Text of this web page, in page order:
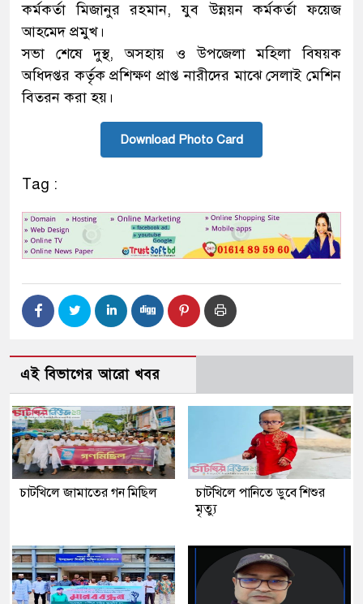
কর্মকর্তা মিজানুর রহমান, যুব উন্নয়ন কর্মকর্তা ফয়েজ
আহমেদ প্রমুখ।
সভা শেষে দুস্থ, অসহায় ও উপজেলা মহিলা বিষয়ক
অধিদপ্তর কর্তৃক প্রশিক্ষণ প্রাপ্ত নারীদের মাঝে সেলাই মেশিন
বিতরন করা হয়।
Download Photo Card
Tag :
এই বিভাগের আরো খবর
চাটখিলে জামাতের গন মিছিল
চাটখিলে পানিতে ডুবে শিশুর
মৃত্যু